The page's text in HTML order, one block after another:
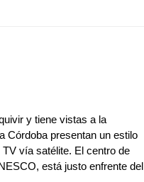
y tiene vistas a la
Córdoba presentan un estilo
vía satélite. El centro de
está justo enfrente del